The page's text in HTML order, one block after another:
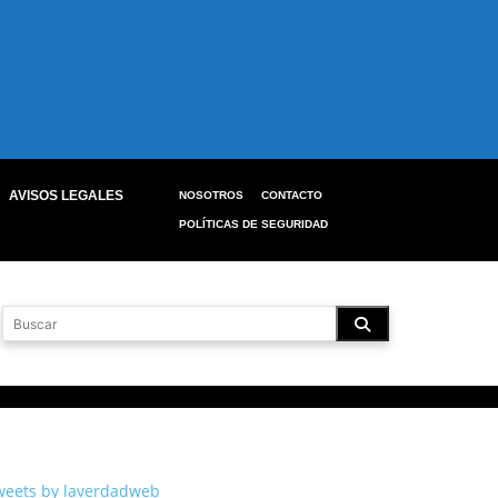
AVISOS LEGALES
NOSOTROS CONTACTO
POLÍTICAS DE SEGURIDAD
by laverdadweb